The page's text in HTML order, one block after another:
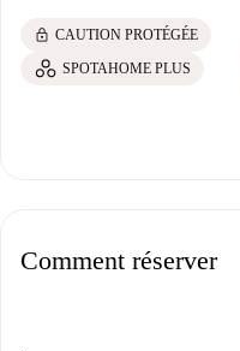
lock CAUTION PROTÉGÉE
SPOTAHOME PLUS
Comment réserver